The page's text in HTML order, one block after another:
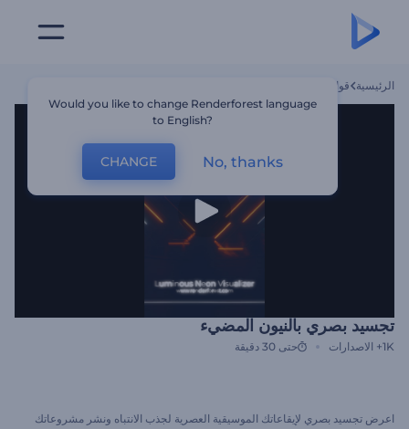
الرئيسية قوالب
تجسيد بصري بالنيون المضيء
1K+ الاصدارات حتى 30 دقيقة
اعرض تجسيد بصري لإيقاعاتك الموسيقية العصرية لجذب الانتباه ونشر مشروعاتك
Would you like to change Renderforest language
to English?
CHANGE No, thanks